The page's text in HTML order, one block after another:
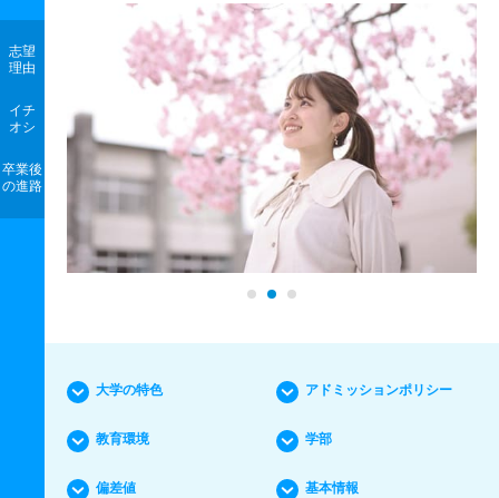
志望
理由
イチ
オシ
卒業後
の進路
大学の特色 アドミッションポリシー
教育環境 学部
偏差値 基本情報